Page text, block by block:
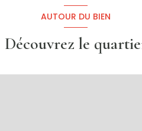
AUTOUR DU BIEN
Découvrez le